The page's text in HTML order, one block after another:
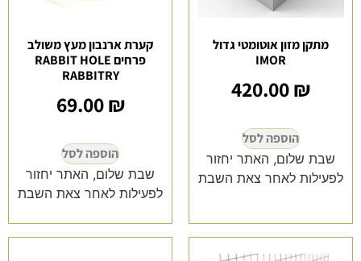
מתקן מזון אוטומטי גדול
IMOR
420.00₪
הוספה לסל
שבת שלום, האתר יחזור
לפעילות לאחר צאת השבת
קערת ארנבון מעץ משולב
פרחים RABBIT HOLE
RABBITRY
69.00₪
הוספה לסל
שבת שלום, האתר יחזור
לפעילות לאחר צאת השבת